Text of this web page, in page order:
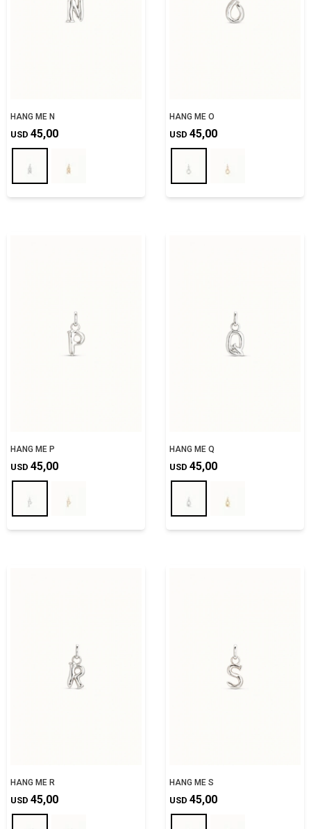
HANG ME N
USD 45,00
HANG ME O
USD 45,00
HANG ME P
USD 45,00
HANG ME Q
USD 45,00
HANG ME R
USD 45,00
HANG ME S
USD 45,00